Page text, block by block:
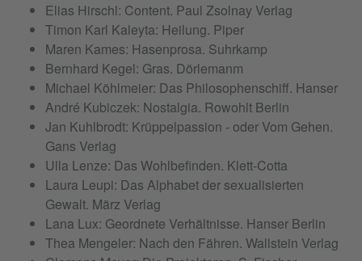
Elias Hirschl: Content. Paul Zsolnay Verlag
Timon Karl Kaleyta: Heilung. Piper
Maren Kames: Hasenprosa. Suhrkamp
Bernhard Kegel: Gras. Dörlemanm
Michael Köhlmeier: Das Philosophenschiff. Hanser
André Kubiczek: Nostalgia. Rowohlt Berlin
Jan Kuhlbrodt: Krüppelpassion - oder Vom Gehen.
Gans Verlag
Ulla Lenze: Das Wohlbefinden. Klett-Cotta
Laura Leupi: Das Alphabet der sexualisierten
Gewalt. März Verlag
Lana Lux: Geordnete Verhältnisse. Hanser Berlin
Thea Mengeler: Nach den Fähren. Wallstein Verlag